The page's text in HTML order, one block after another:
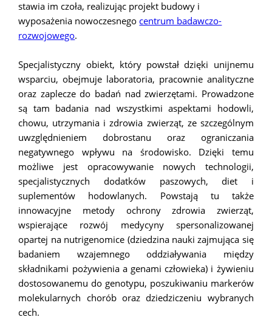
stawia im czoła, realizując projekt budowy i
wyposażenia nowoczesnego centrum badawczo-
rozwojowego.
Specjalistyczny obiekt, który powstał dzięki unijnemu
wsparciu, obejmuje laboratoria, pracownie analityczne
oraz zaplecze do badań nad zwierzętami. Prowadzone
są tam badania nad wszystkimi aspektami hodowli,
chowu, utrzymania i zdrowia zwierząt, ze szczególnym
uwzględnieniem dobrostanu oraz ograniczania
negatywnego wpływu na środowisko. Dzięki temu
możliwe jest opracowywanie nowych technologii,
specjalistycznych dodatków paszowych, diet i
suplementów hodowlanych. Powstają tu także
innowacyjne metody ochrony zdrowia zwierząt,
wspierające rozwój medycyny spersonalizowanej
opartej na nutrigenomice (dziedzina nauki zajmująca się
badaniem wzajemnego oddziaływania między
składnikami pożywienia a genami człowieka) i żywieniu
dostosowanemu do genotypu, poszukiwaniu markerów
molekularnych chorób oraz dziedziczeniu wybranych
cech.